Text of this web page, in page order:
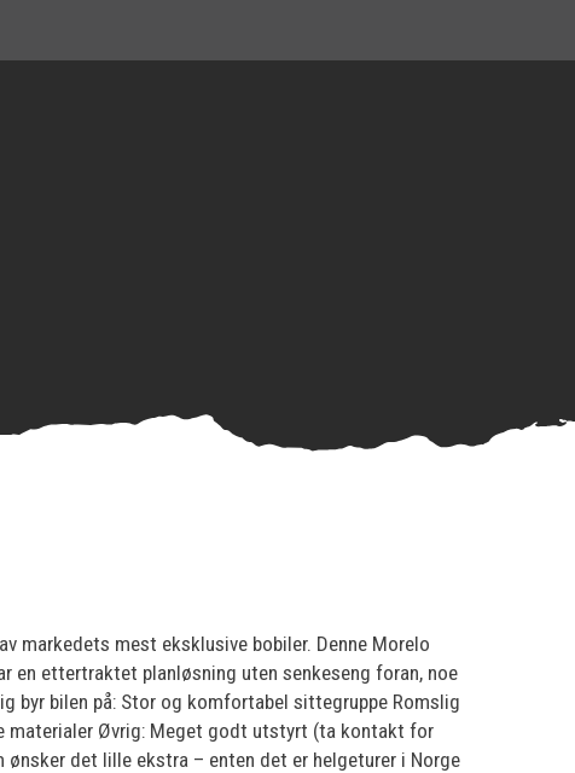
markedets mest eksklusive bobiler. Denne Morelo
ettertraktet planløsning uten senkeseng foran, noe
bilen på: Stor og komfortabel sittegruppe Romslig
materialer Øvrig: Meget godt utstyrt (ta kontakt for
det lille ekstra – enten det er helgeturer i Norge